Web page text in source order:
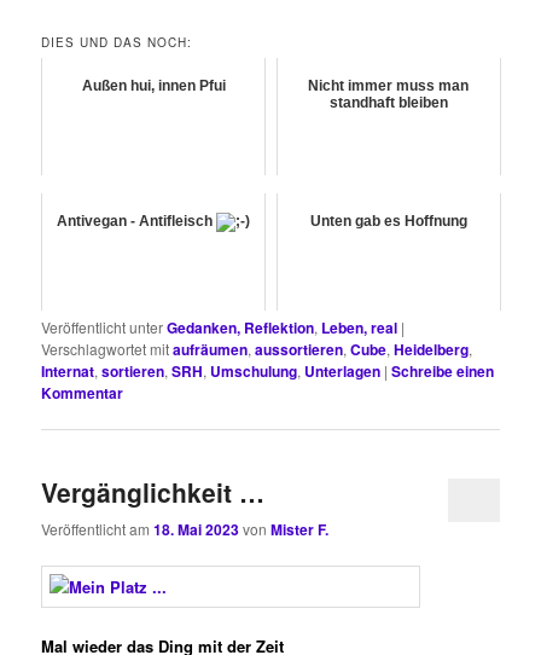
DIES UND DAS NOCH:
Außen hui, innen Pfui
Nicht immer muss man
standhaft bleiben
Antivegan - Antifleisch Unten gab es Hoffnung
Veröffentlicht unterGedanken, Reflektion, Leben, real |
Verschlagwortet mitaufräumen,aussortieren,Cube,Heidelberg,
Internat,sortieren,SRH, Umschulung, Unterlagen |Schreibe einen
Kommentar
Vergänglichkeit …
Veröffentlicht am18. Mai 2023vonMister F.
Mal wieder das Ding mit der Zeit